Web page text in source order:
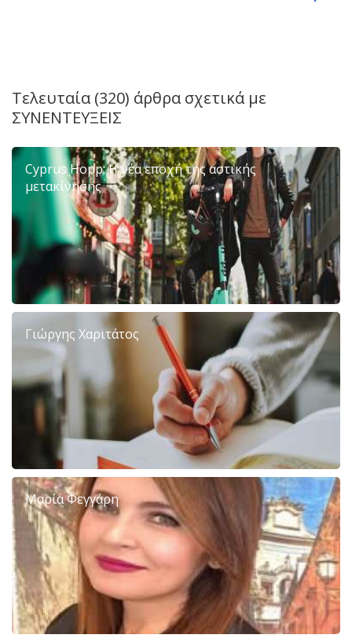
Τελευταία (320) άρθρα σχετικά με
ΣΥΝΕΝΤΕΥΞΕΙΣ
Cyprus Hopp: Η νέα εποχή της αστικής
μετακίνησης
Γιώργης Χαριτάτος
Μαρία Φεγγάρη